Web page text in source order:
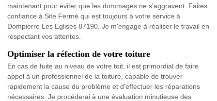
maintenant pour éviter que les dommages ne s'aggravent. Faites
confiance à Site Fermé qui est toujours à votre service à
Dompierre Les Eglises 87190. Je m'engage à réaliser le travail en
respectant vos attentes.
Optimiser la réfection de votre toiture
En cas de fuite au niveau de votre toit, il est primordial de faire
appel à un professionnel de la toiture, capable de trouver
rapidement la cause du problème et d'effectuer les réparations
nécessaires. Je procéderai à une évaluation minutieuse des